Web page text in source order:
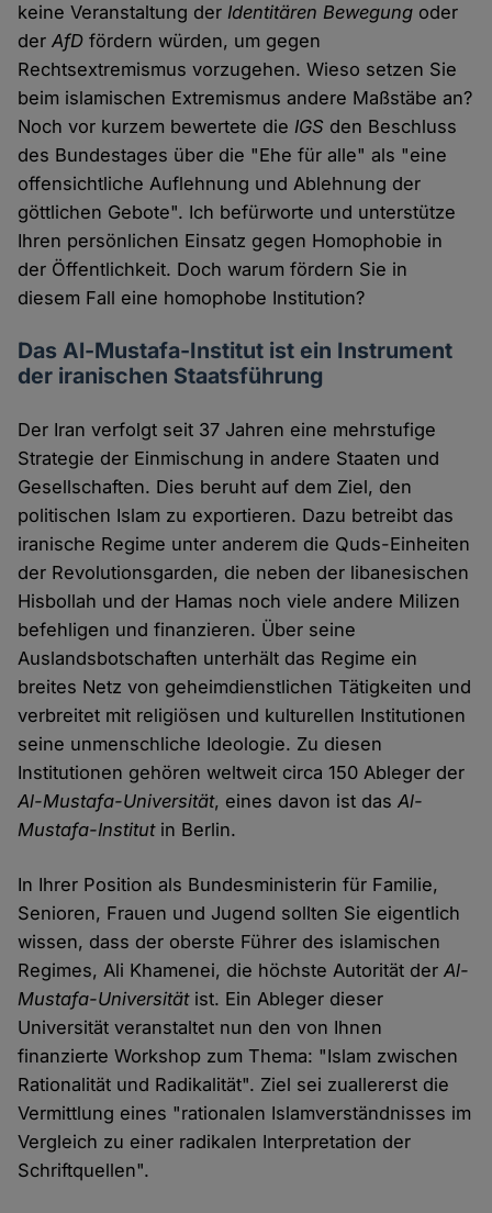
keine Veranstaltung derIdentitären Bewegung oder
derAfD fördern würden, um gegen
Rechtsextremismus vorzugehen. Wieso setzen Sie
beim islamischen Extremismus andere Maßstäbe an?
Noch vor kurzem bewertete dieIGS den Beschluss
des Bundestages über die "Ehe für alle" als "eine
offensichtliche Auflehnung und Ablehnung der
göttlichen Gebote". Ich befürworte und unterstütze
Ihren persönlichen Einsatz gegen Homophobie in
der Öffentlichkeit. Doch warum fördern Sie in
diesem Fall eine homophobe Institution?
Das Al-Mustafa-Institut ist ein Instrument
der iranischen Staatsführung
Der Iran verfolgt seit 37 Jahren eine mehrstufige
Strategie der Einmischung in andere Staaten und
Gesellschaften. Dies beruht auf dem Ziel, den
politischen Islam zu exportieren. Dazu betreibt das
iranische Regime unter anderem die Quds-Einheiten
der Revolutionsgarden, die neben der libanesischen
Hisbollah und der Hamas noch viele andere Milizen
befehligen und finanzieren. Über seine
Auslandsbotschaften unterhält das Regime ein
breites Netz von geheimdienstlichen Tätigkeiten und
verbreitet mit religiösen und kulturellen Institutionen
seine unmenschliche Ideologie. Zu diesen
Institutionen gehören weltweit circa 150 Ableger der
Al-Mustafa-Universität, eines davon ist dasAl-
Mustafa-Institutin Berlin.
In Ihrer Position als Bundesministerin für Familie,
Senioren, Frauen und Jugend sollten Sie eigentlich
wissen, dass der oberste Führer des islamischen
Regimes, Ali Khamenei, die höchste Autorität derAl-
Mustafa-Universitätist. Ein Ableger dieser
Universität veranstaltet nun den von Ihnen
finanzierte Workshop zum Thema: "Islam zwischen
Rationalität und Radikalität". Ziel sei zuallererst die
Vermittlung eines "rationalen Islamverständnisses im
Vergleich zu einer radikalen Interpretation der
Schriftquellen".